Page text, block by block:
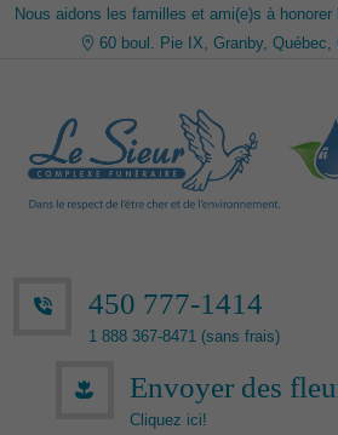
Nous aidons les familles et ami(e)s à
60 boul. Pie IX, Granby, Québec,
450 777-1414
1 888 367-8471 (sans frais)
Envoyer des
Cliquez ici!